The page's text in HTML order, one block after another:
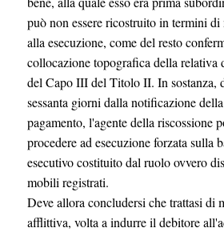
può non essere ricostruito in termini
alla esecuzione, come del resto
collocazione topografica della relativa
del Capo III del Titolo II. In sostanza,
sessanta giorni dalla notificazione
pagamento, l'agente della riscossione
procedere ad esecuzione forzata sulla
esecutivo costituito dal ruolo ovvero
mobili registrati.
Deve allora concludersi che trattasi di
afflittiva, volta a indurre il debitore